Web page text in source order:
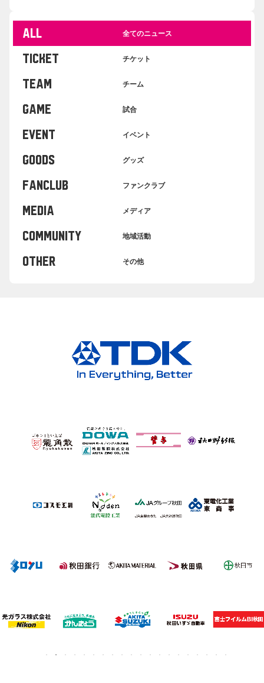
ALL 全てのニュース
TICKET チケット
TEAM チーム
GAME 試合
EVENT イベント
GOODS グッズ
FANCLUB ファンクラブ
MEDIA メディア
COMMUNITY 地域活動
OTHER その他